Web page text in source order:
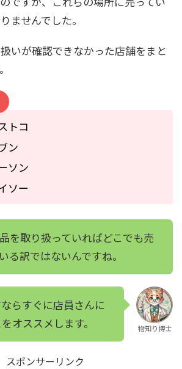
ませんでした。
いが確認できなかった店舗をまと
トコ
ン
ソン
ソー
を取り扱っていればどこでも売
る訳ではないんですね。
らすぐに店員さんに
オススメします。
物知り博士
スポンサーリンク